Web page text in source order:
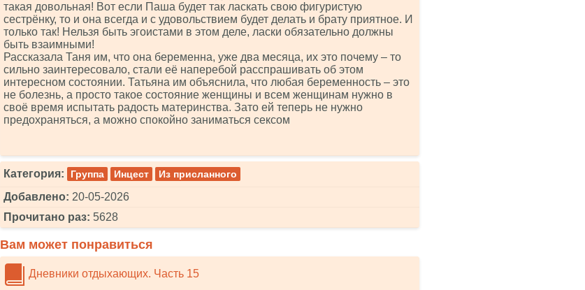
такая довольная! Вот если Паша будет так ласкать свою фигуристую
сестрёнку, то и она всегда и с удовольствием будет делать и брату приятное. И
только так! Нельзя быть эгоистами в этом деле, ласки обязательно должны
быть взаимными!
Рассказала Таня им, что она беременна, уже два месяца, их это почему – то
сильно заинтересовало, стали её наперебой расспрашивать об этом
интересном состоянии. Татьяна им объяснила, что любая беременность – это
не болезнь, а просто такое состояние женщины и всем женщинам нужно в
своё время испытать радость материнства. Зато ей теперь не нужно
предохраняться, а можно спокойно заниматься сексом
Категория: Группа Инцест Из присланного
Добавлено: 20-05-2026
Прочитано раз: 5628
Вам может понравиться
Дневники отдыхающих. Часть 15